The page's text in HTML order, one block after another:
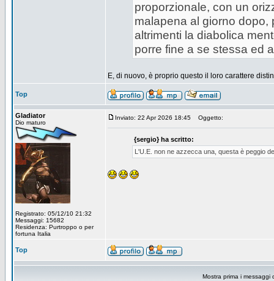
proporzionale, con un
malapena al giorno dopo,
altrimenti la diabolica
porre fine a se stessa ed
E, di nuovo, è proprio questo il loro carattere
Top
Gladiator
Dio maturo
Registrato: 05/12/10 21:32
Messaggi: 15682
Residenza: Purtroppo o per
fortuna Italia
Inviato: 22 Apr 2026 18:45 Oggetto:
{sergio} ha scritto:
L'U.E. non ne azzecca una, questa è peggio
Top
Mostra prima i messaggi